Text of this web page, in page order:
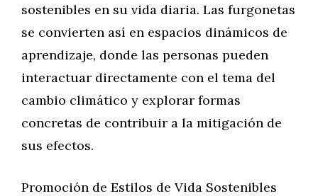
sostenibles en su vida diaria. Las furgonetas
se convierten así en espacios dinámicos de
aprendizaje, donde las personas pueden
interactuar directamente con el tema del
cambio climático y explorar formas
concretas de contribuir a la mitigación de
sus efectos.
Promoción de Estilos de Vida Sostenibles